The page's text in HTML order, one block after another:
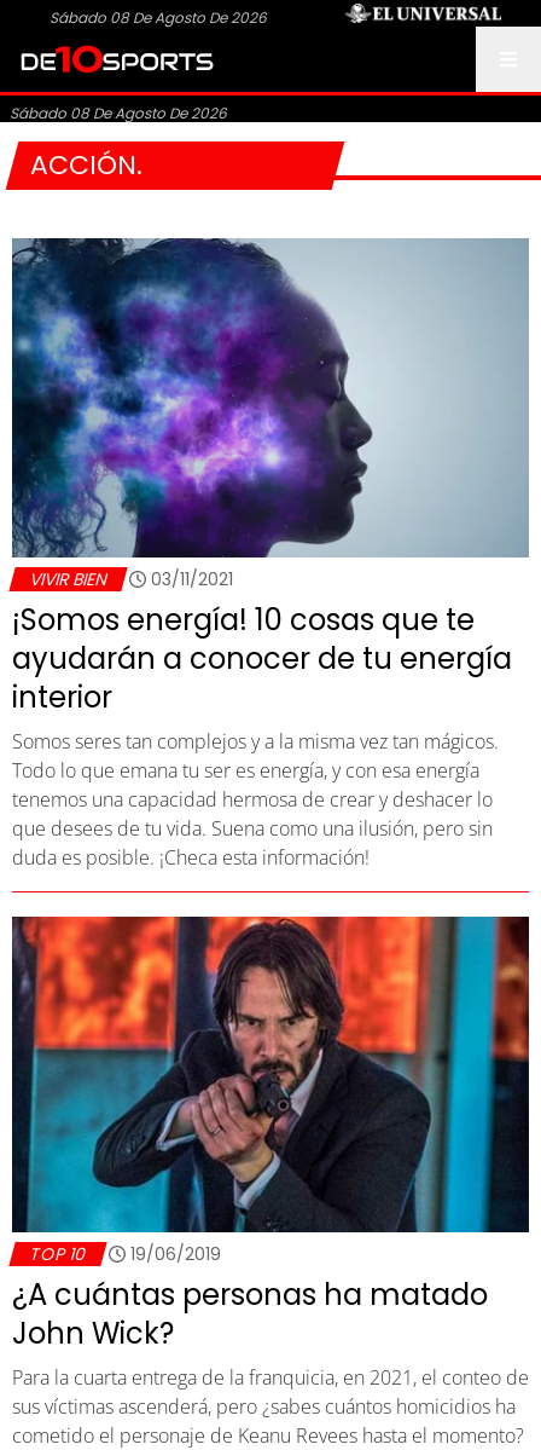
Sábado 08 De Agosto De 2026
Sábado 08 De Agosto De 2026
ACCIÓN.
VIVIR BIEN 03/11/2021
¡Somos energía! 10 cosas que te
ayudarán a conocer de tu energía
interior
Somos seres tan complejos y a la misma vez tan mágicos.
Todo lo que emana tu ser es energía, y con esa energía
tenemos una capacidad hermosa de crear y deshacer lo
que desees de tu vida. Suena como una ilusión, pero sin
duda es posible. ¡Checa esta información!
TOP 10 19/06/2019
¿A cuántas personas ha matado
John Wick?
Para la cuarta entrega de la franquicia, en 2021, el conteo de
sus víctimas ascenderá, pero ¿sabes cuántos homicidios ha
cometido el personaje de Keanu Revees hasta el momento?